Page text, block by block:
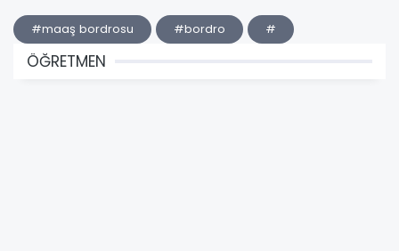
#maaş bordrosu #bordro #
ÖĞRETMEN